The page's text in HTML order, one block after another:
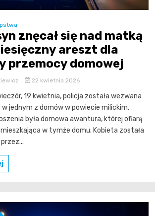
znęcał się nad matką
areszt dla
przemocy domowej
22 kwietnia 2026
19 kwietnia, policja została wezwana
jednym z domów w powiecie milickim.
była domowa awantura, której ofiarą
w tymże domu. Kobieta została